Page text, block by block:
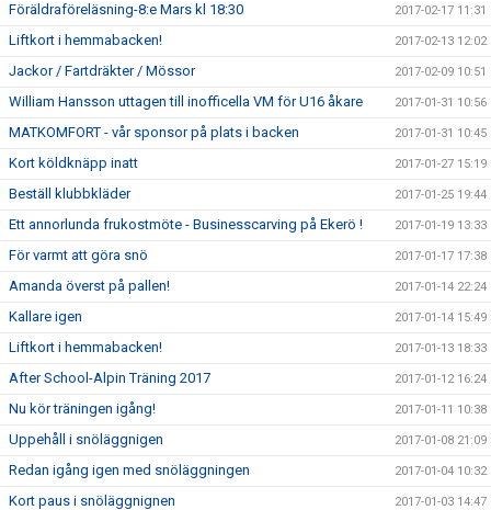
Föräldraföreläsning-8:e Mars kl 18:30 2017-02-17 11:31
Liftkort i hemmabacken! 2017-02-13 12:02
Jackor / Fartdräkter / Mössor 2017-02-09 10:51
William Hansson uttagen till inofficella VM för U16 åkare 2017-01-31 10:56
MATKOMFORT - vår sponsor på plats i backen 2017-01-31 10:45
Kort köldknäpp inatt 2017-01-27 15:19
Beställ klubbkläder 2017-01-25 19:44
Ett annorlunda frukostmöte - Businesscarving på Ekerö ! 2017-01-19 13:33
För varmt att göra snö 2017-01-17 17:38
Amanda överst på pallen! 2017-01-14 22:24
Kallare igen 2017-01-14 15:49
Liftkort i hemmabacken! 2017-01-13 18:33
After School-Alpin Träning 2017 2017-01-12 16:24
Nu kör träningen igång! 2017-01-11 10:38
Uppehåll i snöläggnigen 2017-01-08 21:09
Redan igång igen med snöläggningen 2017-01-04 10:32
Kort paus i snöläggnignen 2017-01-03 14:47